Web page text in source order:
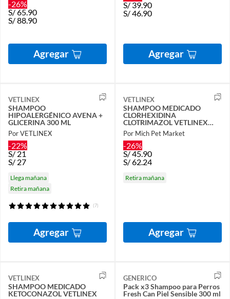
-26%
S/65.90
S/88.90
Agregar
S/39.90
S/46.90
Agregar
VETLINEX
SHAMPOO
HIPOALERGÉNICO AVENA +
GLICERINA 300 ML
Por VETLINEX
-22%
S/ 21
S/ 27
Llega mañana
Retira mañana
(7)
Agregar
VETLINEX
SHAMPOO MEDICADO
CLORHEXIDINA
CLOTRIMAZOL VETLINEX…
Por Mich Pet Market
-26%
S/45.90
S/62.24
Retira mañana
Agregar
VETLINEX
SHAMPOO MEDICADO
KETOCONAZOL VETLINEX
GENERICO
Pack x3 Shampoo para Perros
Fresh Can Piel Sensible 300 ml